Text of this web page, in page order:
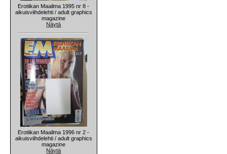
Erotiikan Maailma 1995 nr 8 -
aikuisviihdelehti / adult graphics
magazine
Näytä
Erotiikan Maailma 1996 nr 2 -
aikuisviihdelehti / adult graphics
magazine
Näytä